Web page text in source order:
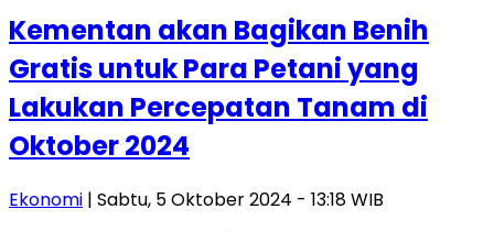
Kementan akan Bagikan Benih
Gratis untuk Para Petani yang
Lakukan Percepatan Tanam di
Oktober 2024
Ekonomi | Sabtu, 5 Oktober 2024 - 13:18 WIB